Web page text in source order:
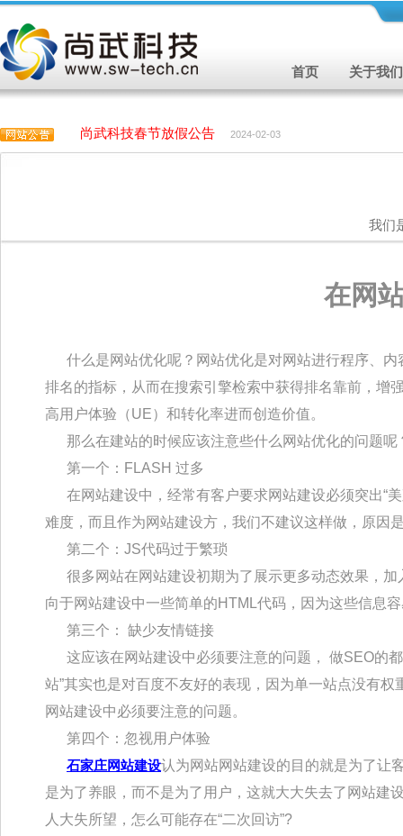
首页 关于我们
尚武科技春节放假公告 2024-02-03
我们
在网
什么是网站优化呢？网站优化是对网站进行程序、内
排名的指标，从而在搜索引擎检索中获得排名靠前，增
高用户体验（UE）和转化率进而创造价值。
那么在建站的时候应该注意些什么网站优化的问题呢
第一个：FLASH 过多
在网站建设中，经常有客户要求网站建设必须突出“
难度，而且作为网站建设方，我们不建议这样做，原
第二个：JS代码过于繁琐
很多网站在网站建设初期为了展示更多动态效果，加
向于网站建设中一些简单的HTML代码，因为这些信息
第三个： 缺少友情链接
这应该在网站建设中必须要注意的问题， 做SEO的
站”其实也是对百度不友好的表现，因为单一站点没有
网站建设中必须要注意的问题。
第四个：忽视用户体验
石家庄网站建设认为网站网站建设的目的就是为了让
是为了养眼，而不是为了用户，这就大大失去了网站建
人大失所望，怎么可能存在“二次回访”?